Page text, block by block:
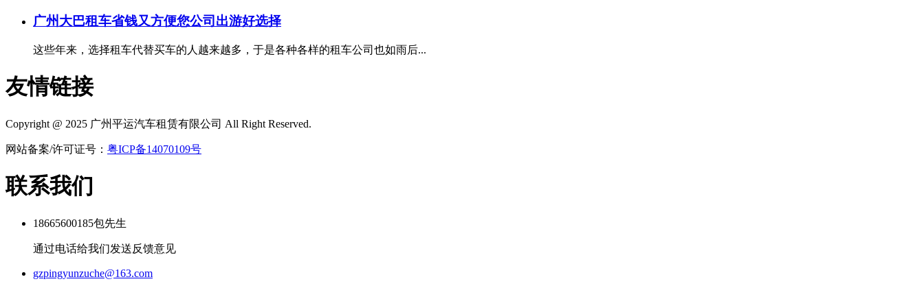
广州大巴租车省钱又方便您公司出游好选择
这些年来，选择租车代替买车的人越来越多，于是各种各样的租车公司也如雨后...
友情链接
Copyright @ 2025 广州平运汽车租赁有限公司 All Right Reserved.
网站备案/许可证号： 粤ICP备14070109号
联系我们
18665600185包先生
通过电话给我们发送反馈意见
gzpingyunzuche@163.com